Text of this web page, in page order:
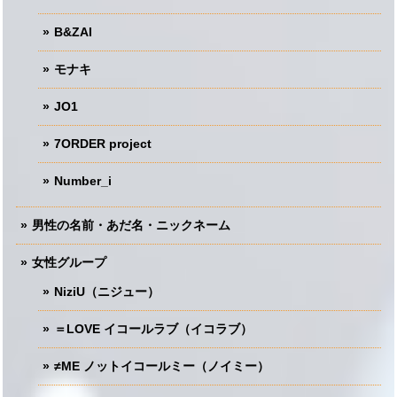
B&ZAI
モナキ
JO1
7ORDER project
Number_i
男性の名前・あだ名・ニックネーム
女性グループ
NiziU（ニジュー）
＝LOVE イコールラブ（イコラブ）
≠ME ノットイコールミー（ノイミー）